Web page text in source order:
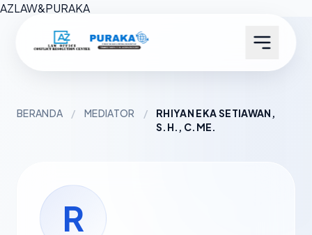
AZLAW&PURAKA
BERANDA / MEDIATOR /
RHIYAN EKA SETIAWAN,
S.H., C.ME.
R